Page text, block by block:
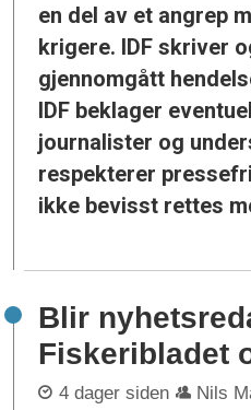
en del av et angrep
krigere. IDF skriver
gjennomgått
IDF beklager
journalister og
respekterer
ikke bevisst rettes
Blir
Fiskeribladet
4 dager siden Nils